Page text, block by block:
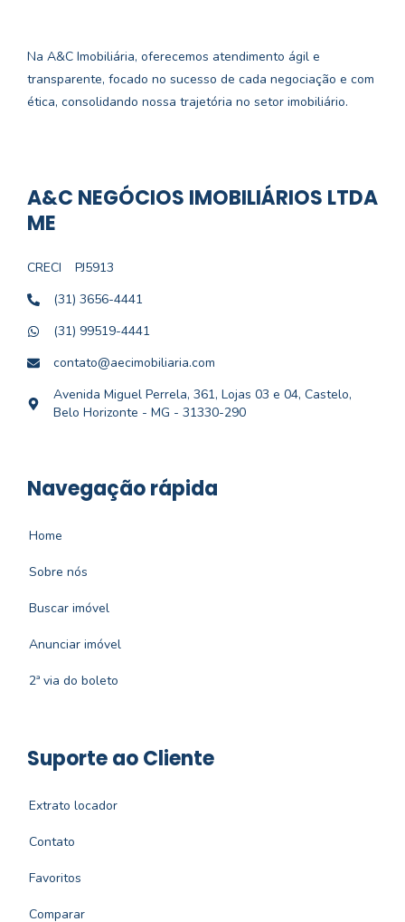
Na A&C Imobiliária, oferecemos atendimento ágil e
transparente, focado no sucesso de cada negociação e com
ética, consolidando nossa trajetória no setor imobiliário.
A&C NEGÓCIOS IMOBILIÁRIOS LTDA
ME
CRECI
PJ5913
(31) 3656-4441
(31) 99519-4441
contato@aecimobiliaria.com
Avenida Miguel Perrela, 361, Lojas 03 e 04, Castelo,
Belo Horizonte - MG - 31330-290
Navegação rápida
Home
Sobre nós
Buscar imóvel
Anunciar imóvel
2ª via do boleto
Suporte ao Cliente
Extrato locador
Contato
Favoritos
Comparar